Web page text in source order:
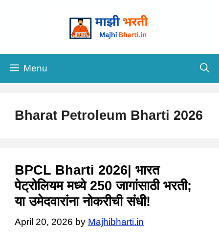
Menu
Bharat Petroleum Bharti 2026
BPCL Bharti 2026| भारत
पेट्रोलियम मध्ये 250 जागांसाठी भरती;
या उमेदवारांना नोकरीची संधी!
April 20, 2026 by Majhibharti.in